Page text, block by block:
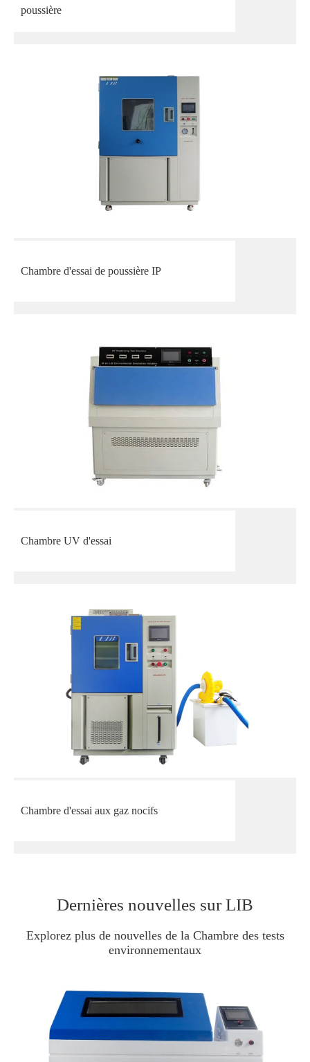
poussière
Chambre d'essai de poussière IP
Chambre UV d'essai
Chambre d'essai aux gaz nocifs
Dernières nouvelles sur LIB
Explorez plus de nouvelles de la Chambre des tests
environnementaux